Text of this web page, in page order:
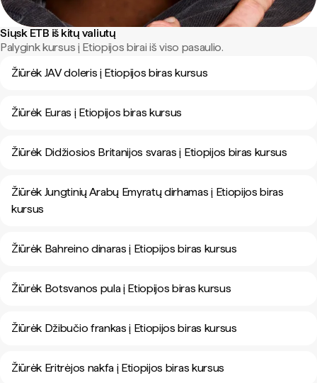
Siųsk ETB iš kitų valiutų
Palygink kursus į Etiopijos birai iš viso pasaulio.
Žiūrėk JAV doleris į Etiopijos biras kursus
Žiūrėk Euras į Etiopijos biras kursus
Žiūrėk Didžiosios Britanijos svaras į Etiopijos biras kursus
Žiūrėk Jungtinių Arabų Emyratų dirhamas į Etiopijos biras
kursus
Žiūrėk Bahreino dinaras į Etiopijos biras kursus
Žiūrėk Botsvanos pula į Etiopijos biras kursus
Žiūrėk Džibučio frankas į Etiopijos biras kursus
Žiūrėk Eritrėjos nakfa į Etiopijos biras kursus